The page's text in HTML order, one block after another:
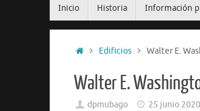
Inicio Historia Información
InicioEdificios Walter E.
Walter E.
dpmubago 25 junio 2020